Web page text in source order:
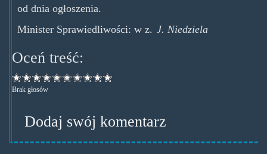
od dnia ogłoszenia.
Minister Sprawiedliwości: w z. J. Niedziela
Oceń treść:
Brak głosów
Dodaj swój komentarz